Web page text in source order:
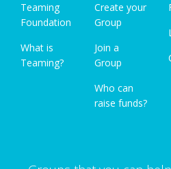
Teaming
Foundation
What is
Teaming?
Create your
Group
Join a
Group
Who can
raise funds?